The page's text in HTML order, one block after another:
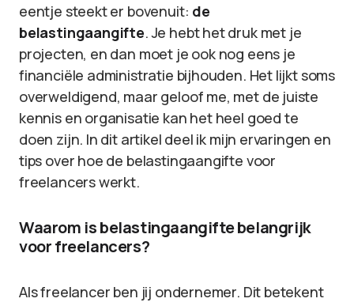
eentje steekt er bovenuit: de
belastingaangifte. Je hebt het druk met je
projecten, en dan moet je ook nog eens je
financiële administratie bijhouden. Het lijkt soms
overweldigend, maar geloof me, met de juiste
kennis en organisatie kan het heel goed te
doen zijn. In dit artikel deel ik mijn ervaringen en
tips over hoe de belastingaangifte voor
freelancers werkt.
Waarom is belastingaangifte belangrijk
voor freelancers?
Als freelancer ben jij ondernemer. Dit betekent